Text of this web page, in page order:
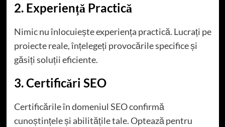
2. Experiență Practică
Nimic nu înlocuiește experiența practică. Lucrați pe
proiecte reale, înțelegeți provocările specifice și
găsiți soluții eficiente.
3. Certificări SEO
Certificările în domeniul SEO confirmă
cunoștințele și abilitățile tale. Optează pentru